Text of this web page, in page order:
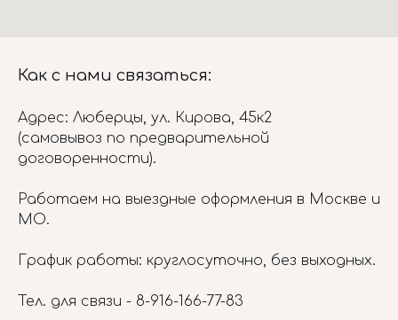
Как с нами связаться:
Адрес: Люберцы, ул. Кирова, 45к2
(самовывоз по предварительной
договоренности).
Работаем на выездные оформления в Москве и
МО.
График работы: круглосуточно, без выходных.
Тел. для связи - 8-916-166-77-83